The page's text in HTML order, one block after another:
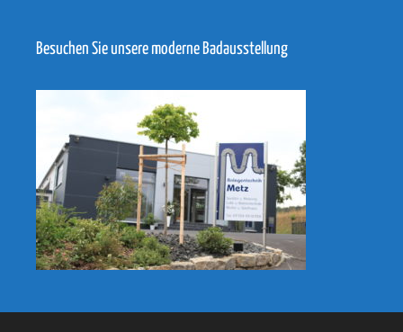
Besuchen Sie unsere moderne Badausstellung